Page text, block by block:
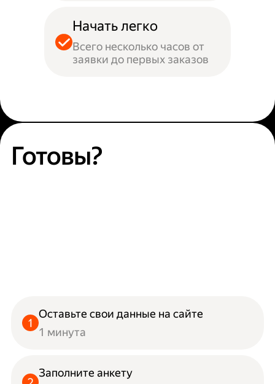
Начать легко
Всего несколько часов от
заявки до первых заказов
Готовы?
Оставьте свои данные на сайте
1 минута
Заполните анкету